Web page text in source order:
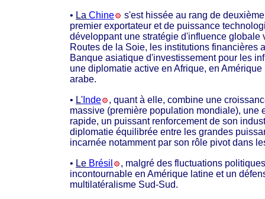
• La Chine
s'est hissée au rang de
premier exportateur et de puissance
développant une stratégie d'influence globale
Routes de la Soie, les institutions financières
Banque asiatique d'investissement pour les
une diplomatie active en Afrique, en
arabe.
• L' Inde
, quant à elle, combine une
massive (première population mondiale), une
rapide, un puissant renforcement de son
diplomatie équilibrée entre les grandes
incarnée notamment par son rôle pivot dans
• Le Brésil
, malgré des fluctuations
incontournable en Amérique latine et un
multilatéralisme Sud-Sud.